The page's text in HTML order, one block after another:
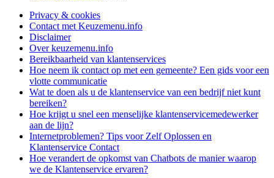
Privacy & cookies
Contact met Keuzemenu.info
Disclaimer
Over keuzemenu.info
Bereikbaarheid van klantenservices
Hoe neem ik contact op met een gemeente? Een gids voor een
vlotte communicatie
Wat te doen als u de klantenservice van een bedrijf niet kunt
bereiken?
Hoe krijgt u snel een menselijke klantenservicemedewerker
aan de lijn?
Internetproblemen? Tips voor Zelf Oplossen en
Klantenservice Contact
Hoe verandert de opkomst van Chatbots de manier waarop
we de Klantenservice ervaren?